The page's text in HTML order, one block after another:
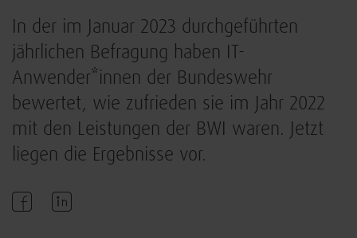
In der im Januar 2023 durchgeführten
jährlichen Befragung haben IT-
Anwender*innen der Bundeswehr
bewertet, wie zufrieden sie im Jahr 2022
mit den Leistungen der BWI waren. Jetzt
liegen die Ergebnisse vor.